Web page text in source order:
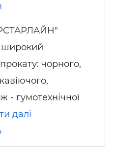
широкий
чорного,
- гумотехнічної
далі